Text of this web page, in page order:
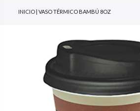
INICIO | VASO TÉRMICO BAMBÚ 8OZ